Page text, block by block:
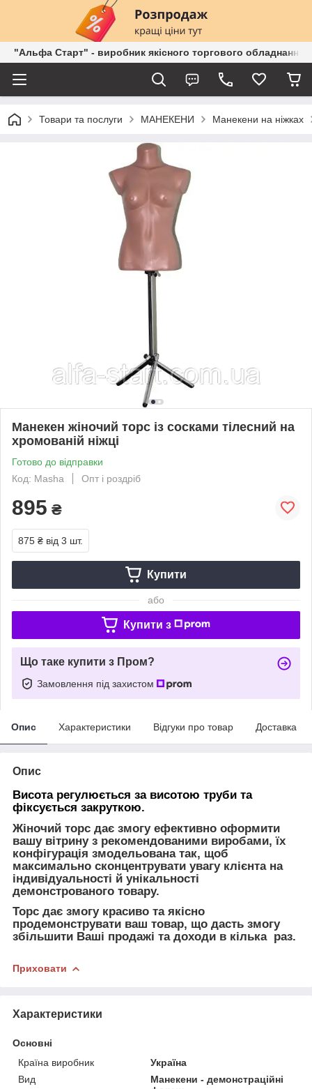
"Альфа Старт" - виробник якісного торгового обладнання
Товари та послуги МАНЕКЕНИ Манекени на ніжках
Манекен жіночий торс із сосками тілесний на
хромованій ніжці
Готово до відправки
Код: Masha
Опт і роздріб
895 ₴
875 ₴ від 3 шт.
Купити
або
Купити з
Що таке купити з Пром?
Замовлення під захистом
Опис Характеристики Відгуки про товар Доставка
Опис
Висота регулюється за висотою труби та
фіксується закруткою.
Жіночий торс дає змогу ефективно оформити
вашу вітрину з рекомендованими виробами, їх
конфігурація змодельована так, щоб
максимально сконцентрувати увагу клієнта на
індивідуальності й унікальності
демонстрованого товару.
Торс дає змогу красиво та якісно
продемонструвати ваш товар, що дасть змогу
збільшити Ваші продажі та доходи в кілька раз.
Приховати
Характеристики
Основні
Країна виробник
Україна
Вид
Манекени - демонстраційні